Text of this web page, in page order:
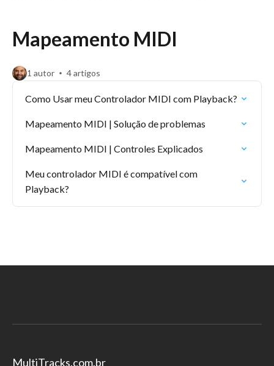
Mapeamento MIDI
1 autor 4 artigos
Como Usar meu Controlador MIDI com Playback?
Mapeamento MIDI | Solução de problemas
Mapeamento MIDI | Controles Explicados
Meu controlador MIDI é compatível com
Playback?
MultiTracks.com.br